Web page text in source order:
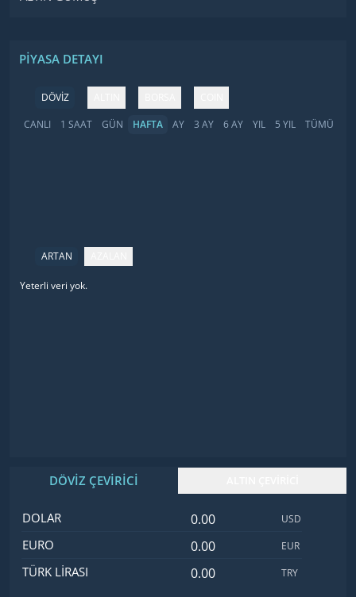
PIYASA DETAYI
DÖVİZ
CANLI
1 SAAT GÜN HAFTA AY 3 AY 6 AY YIL 5 YIL TÜMÜ
ARTAN
İsimFiyatDeğişim
Yeterli veri yok.
DÖVİZ ÇEVİRİCİ
İsimDeğer
DOLAR Dolar değeri USD
EURO Euro değeri EUR
TÜRK LIRASI Türk Lirası değeri
TRY